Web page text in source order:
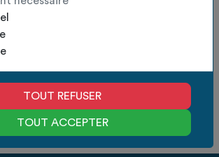
TOUT REFUSER
TOUT ACCEPTER
de bains ou petits essentiels de la
12 × 15 cm
Paiement
100% sécurisé